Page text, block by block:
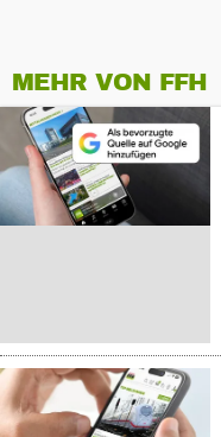
MEHR VON FFH